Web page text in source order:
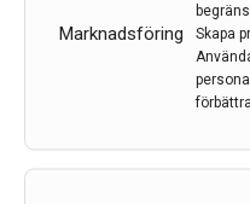
Marknadsföring
Skapa
medarbetare. Men det
bakom framgångarna.
– Jag lyfter gärna fram
förmågan att samarbeta,